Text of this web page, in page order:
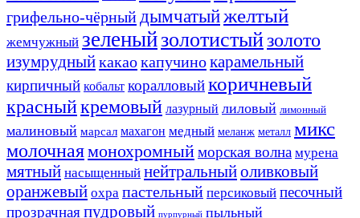
грифельно-чёрный дымчатыйжелтый
жемчужный зеленыйзолотистыйзолото
изумрудныйкакаокапучинокарамельный
кирпичный кобальт коралловыйкоричневый
красныйкремовый лазурный лиловый лимонный
малиновый марсал махагон медный меланж металл микс
молочнаямонохромныйморская волна мурена
мятный насыщенный нейтральныйоливковый
оранжевый охра пастельный персиковый песочный
прозрачнаяпудровый пурпурный пыльный